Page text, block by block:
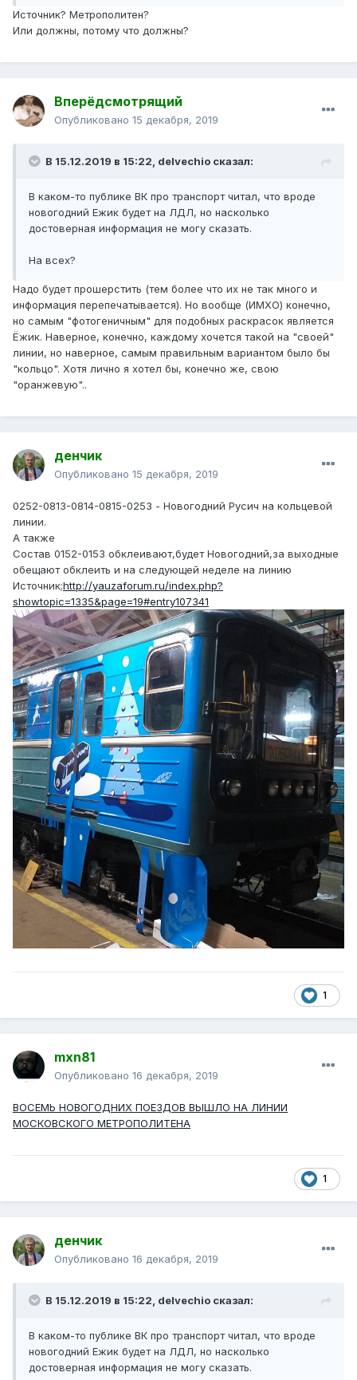
Источник? Метрополитен?
Или должны, потому что должны?
Вперёдсмотрящий
Опубликовано 15 декабря, 2019
В 15.12.2019 в 15:22, delvechio сказал:
В каком-то публике ВК про транспорт читал, что вроде
новогодний Ежик будет на ЛДЛ, но насколько
достоверная информация не могу сказать.
На всех?
Надо будет прошерстить (тем более что их не так много и
информация перепечатывается). Но вообще (ИМХО) конечно,
но самым "фотогеничным" для подобных раскрасок является
Ёжик. Наверное, конечно, каждому хочется такой на "своей"
линии, но наверное, самым правильным вариантом было бы
"кольцо". Хотя лично я хотел бы, конечно же, свою
"оранжевую"..
денчик
Опубликовано 15 декабря, 2019
0252-0813-0814-0815-0253 - Новогодний Русич на кольцевой
линии.
А также
Состав 0152-0153 обклеивают,будет Новогодний,за выходные
обещают обклеить и на следующей неделе на линию
Источник;http://yauzaforum.ru/index.php?
showtopic=1335&page=19#entry107341
1
mxn81
Опубликовано 16 декабря, 2019
ВОСЕМЬ НОВОГОДНИХ ПОЕЗДОВ ВЫШЛО НА ЛИНИИ
МОСКОВСКОГО МЕТРОПОЛИТЕНА
1
денчик
Опубликовано 16 декабря, 2019
В 15.12.2019 в 15:22, delvechio сказал:
В каком-то публике ВК про транспорт читал, что вроде
новогодний Ежик будет на ЛДЛ, но насколько
достоверная информация не могу сказать.